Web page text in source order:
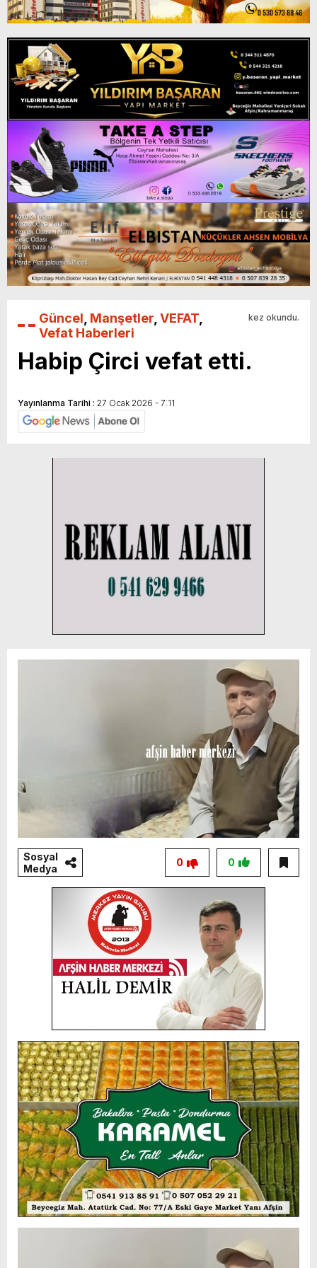
Güncel Manşetler VEFAT
Vefat Haberleri
kez okundu.
Habip Çirci vefat etti.
Yayınlanma Tarihi : 27 Ocak 2026 - 7:11
Sosyal
Medya
0
0